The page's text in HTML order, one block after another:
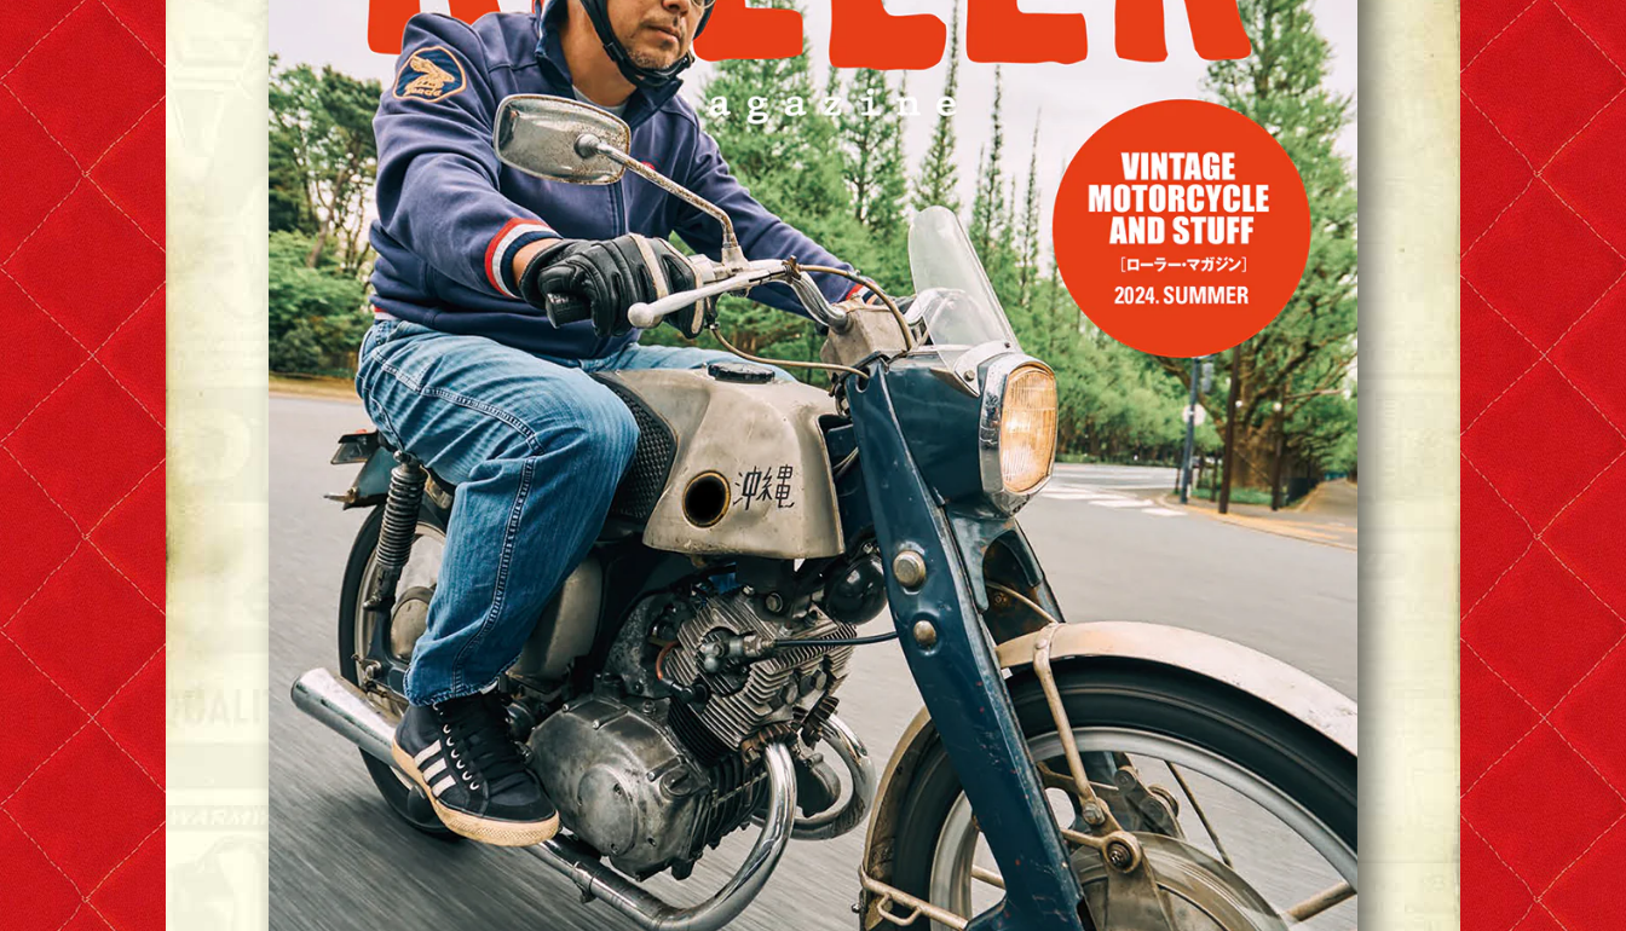
Bags & Accessories
Badges & Patches
Badges
Patches
Scarves
Denim & Belts
Eyewear
Books & Magazines
Headwear
Helmets
Caps
Leather Care Products
Zip Fasteners
Lewis Leathers × PORTER
Lewis Leathers x EROSTIKA